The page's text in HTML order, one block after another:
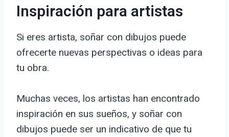
Inspiración para artistas
Si eres artista, soñar con dibujos puede
ofrecerte nuevas perspectivas o ideas para
tu obra.
Muchas veces, los artistas han encontrado
inspiración en sus sueños, y soñar con
dibujos puede ser un indicativo de que tu